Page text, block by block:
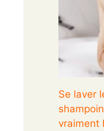
Se laver
vraiment